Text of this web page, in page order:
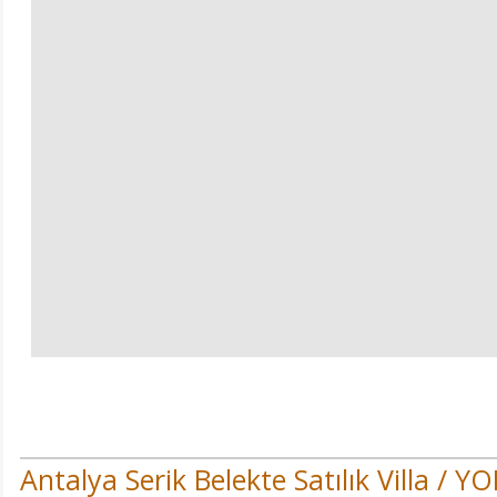
Antalya Serik Belekte Satılık Villa /